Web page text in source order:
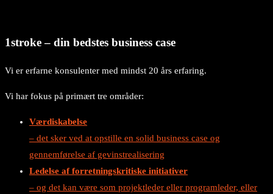
1stroke – din bedstes business case
Vi er erfarne konsulenter med mindst 20 års erfaring.
Vi har fokus på primært tre områder:
Værdiskabelse
– det sker ved at opstille en solid business case og
gennemførelse af gevinstrealisering
Ledelse af forretningskritiske initiativer
– og det kan være som projektleder eller programleder, eller